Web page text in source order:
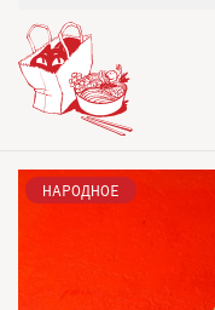
НАРОДНОЕ